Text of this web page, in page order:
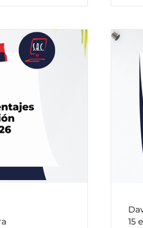
15